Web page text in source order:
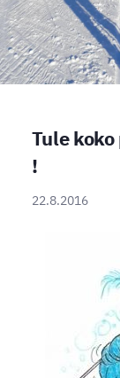
Tule
!
22.8.2016